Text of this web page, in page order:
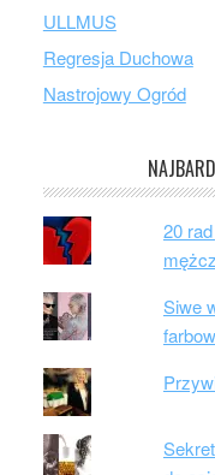
ULLMUS
Regresja Duchowa
Nastrojowy Ogród
20
Siwe